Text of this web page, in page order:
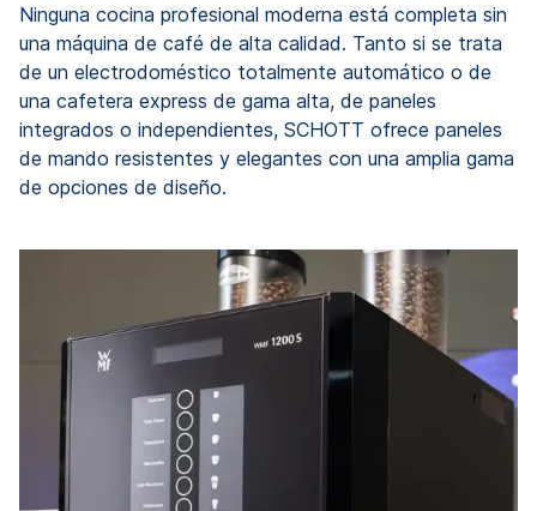
Ninguna cocina profesional moderna está completa sin
una máquina de café de alta calidad. Tanto si se trata
de un electrodoméstico totalmente automático o de
una cafetera express de gama alta, de paneles
integrados o independientes, SCHOTT ofrece paneles
de mando resistentes y elegantes con una amplia gama
de opciones de diseño.